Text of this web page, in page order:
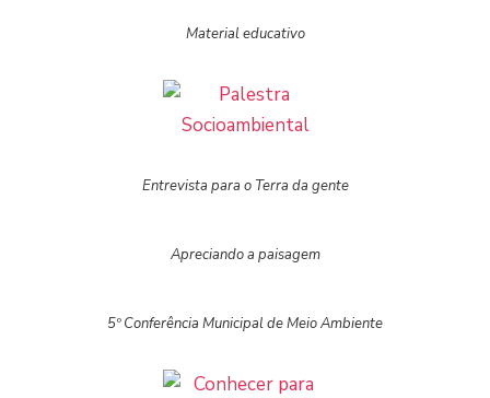
Material educativo
Entrevista para o Terra da gente
Apreciando a paisagem
5º Conferência Municipal de Meio Ambiente